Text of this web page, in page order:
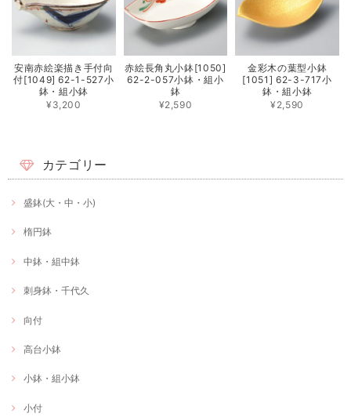
安南赤絵楽描き手付向
付[1049] 62-1-527小
鉢・組小鉢
¥3,200
赤絵長角丸小鉢[1050]
62-2-057小鉢・組小
鉢
¥2,590
金彩木の葉型小鉢
[1051] 62-3-717小
鉢・組小鉢
¥2,590
カテゴリー
盛鉢(大・中・小)
楕円鉢
中鉢・組中鉢
刺身鉢・千代久
向付
高台小鉢
小鉢・組小鉢
小付